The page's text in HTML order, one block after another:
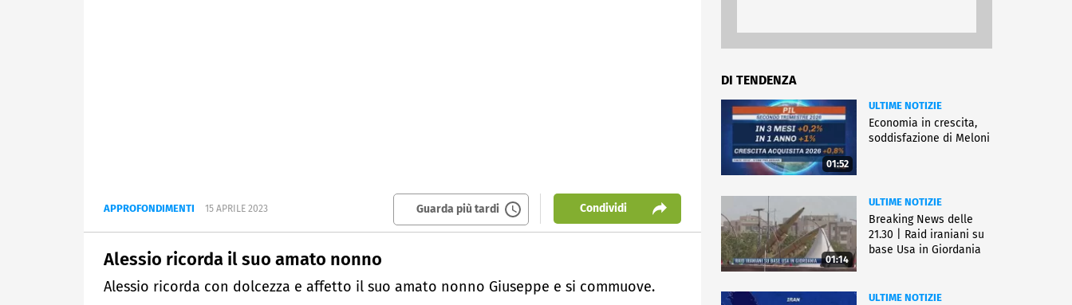
APPROFONDIMENTI 15 APRILE 2023 Guarda più tardi Condividi
Alessio ricorda il suo amato nonno
Alessio ricorda con dolcezza e affetto il suo amato nonno Giuseppe e si commuove.
DI TENDENZA
01:52
ULTIME NOTIZIE
Economia in crescita,
soddisfazione di Meloni
01:14
ULTIME NOTIZIE
Breaking News delle
21.30 | Raid iraniani su
base Usa in Giordania
ULTIME NOTIZIE